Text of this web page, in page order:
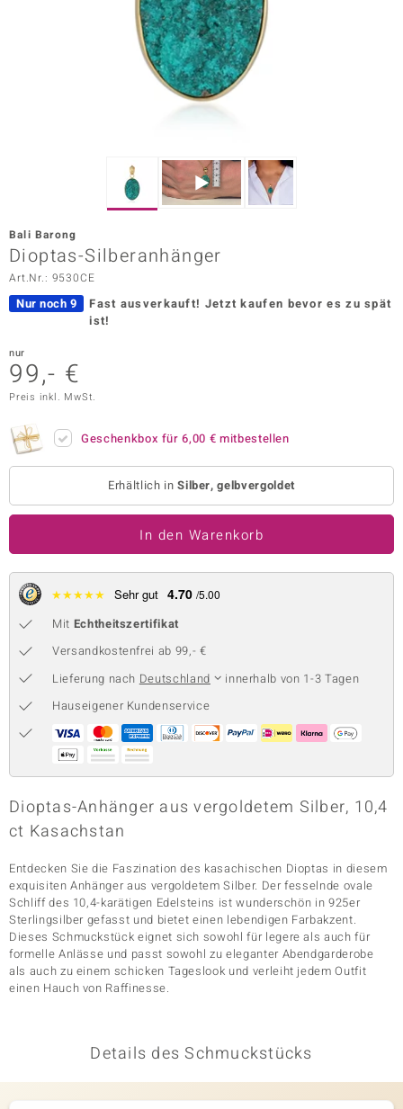
Vogue
BY DE MELO
Collection
Classics
Bali Barong
Dioptas-Silberanhänger
Art.Nr.: 9530CE
Nur noch 9 Fast ausverkauft! Jetzt kaufen bevor es zu spät
ist!
nur
99,- €
Preis inkl. MwSt.
Geschenkbox für6,00 € mitbestellen
Erhältlich inSilber, gelbvergoldet
In den Warenkorb
★★★★★ Sehr gut 4.70 /5.00
Mit Echtheitszertifikat
Versandkostenfrei ab 99,- €
Lieferung nach Deutschland
innerhalb von 1-3 Tagen
Hauseigener Kundenservice
Dioptas-Anhänger aus vergoldetem Silber, 10,4
ct Kasachstan
Entdecken Sie die Faszination des kasachischen Dioptas in diesem
exquisiten Anhänger aus vergoldetem Silber. Der fesselnde ovale
Schliff des 10,4-karätigen Edelsteins ist wunderschön in 925er
Sterlingsilber gefasst und bietet einen lebendigen Farbakzent.
Dieses Schmuckstück eignet sich sowohl für legere als auch für
formelle Anlässe und passt sowohl zu eleganter Abendgarderobe
als auch zu einem schicken Tageslook und verleiht jedem Outfit
einen Hauch von Raffinesse.
Details des Schmuckstücks